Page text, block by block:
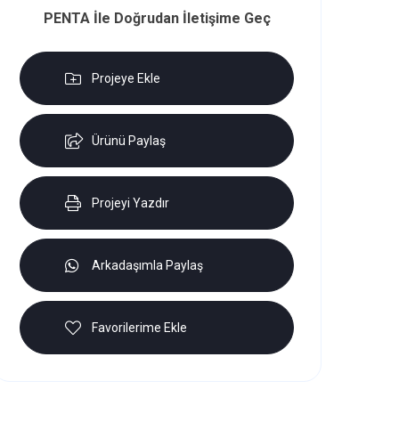
PENTA İle Doğrudan İletişime Geç
Projeye Ekle
Ürünü Paylaş
Projeyi Yazdır
Arkadaşımla Paylaş
Favorilerime Ekle